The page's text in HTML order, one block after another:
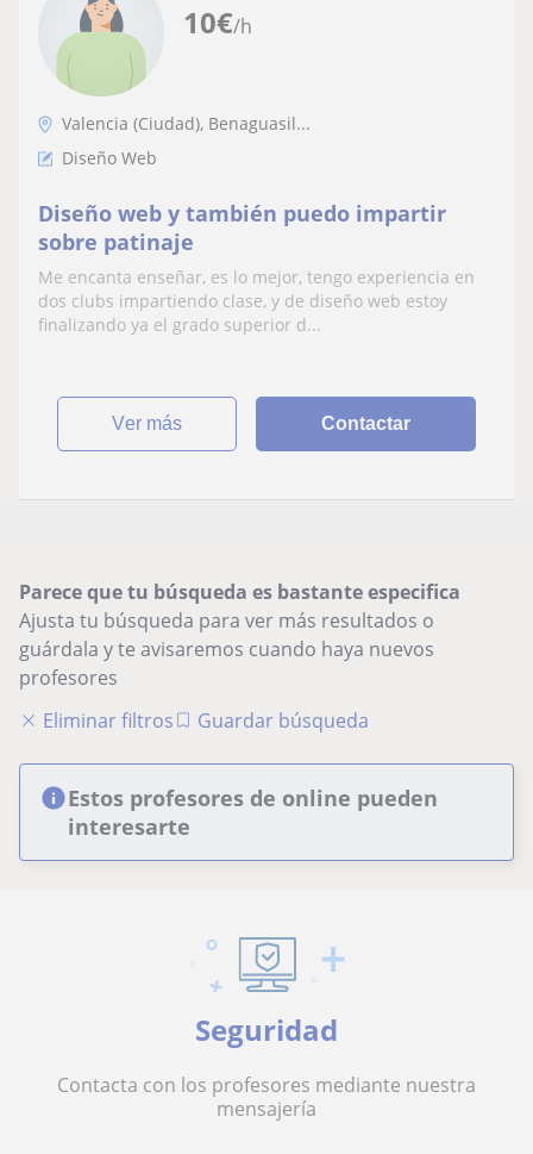
10€/h
Valencia (Ciudad), Benaguasil...
Diseño Web
Diseño web y también puedo impartir
sobre patinaje
Me encanta enseñar, es lo mejor, tengo experiencia en
dos clubs impartiendo clase, y de diseño web estoy
finalizando ya el grado superior d...
ver más Contactar
Parece que tu búsqueda es bastante especifica
Ajusta tu búsqueda para ver más resultados o
guárdala y te avisaremos cuando haya nuevos
profesores
Eliminar filtros
Guardar búsqueda
Estos profesores de online pueden
interesarte
Seguridad
Contacta con los profesores mediante nuestra
mensajería